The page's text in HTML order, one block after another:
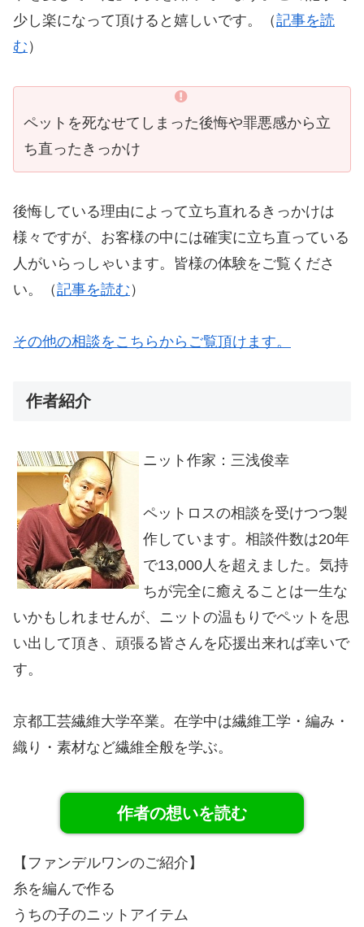
少し楽になって頂けると嬉しいです。（記事を読
む ）
ペットを死なせてしまった後悔や罪悪感から立
ち直ったきっかけ
後悔している理由によって立ち直れるきっかけは
様々ですが、お客様の中には確実に立ち直っている
人がいらっしゃいます。皆様の体験をご覧くださ
い。（記事を読む ）
その他の相談をこちらからご覧頂けます。
作者紹介
ニット作家：三浅俊幸
ペットロスの相談を受けつつ製
作しています。相談件数は20年
で13,000人を超えました。気持
ちが完全に癒えることは一生な
いかもしれませんが、ニットの温もりでペットを思
い出して頂き、頑張る皆さんを応援出来れば幸いで
す。
京都工芸繊維大学卒業。在学中は繊維工学・編み・
織り・素材など繊維全般を学ぶ。
作者の想いを読む
【ファンデルワンのご紹介】
糸を編んで作る
うちの子のニットアイテム